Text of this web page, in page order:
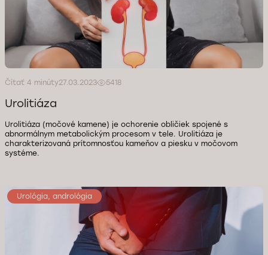
Čítať 4 minúty27.03.2023 5418
Urolitiáza
Urolitiáza (močové kamene) je ochorenie obličiek spojené s
abnormálnym metabolickým procesom v tele. Urolitiáza je
charakterizovaná prítomnosťou kameňov a piesku v močovom
systéme.
Urológia, andrológia